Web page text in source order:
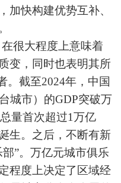
加快构建优势互补、
很大程度上意味着
变，同时也表明其所
。截至2024年，中国
城市）的GDP突破万
量首次超过1万亿
生。之后，不断有新
”。万亿元城市俱乐
程度上决定了区域经